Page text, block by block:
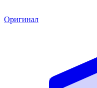
Оригинал